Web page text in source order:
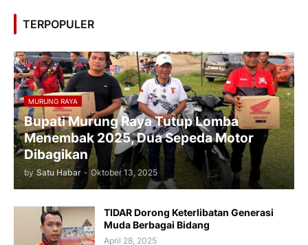
TERPOPULER
MURUNG RAYA
Bupati Murung Raya Tutup Lomba
Menembak 2025, Dua Sepeda Motor
Dibagikan
by Satu Habar - Oktober 13, 2025
TIDAR Dorong Keterlibatan Generasi
Muda Berbagai Bidang
April 28, 2025